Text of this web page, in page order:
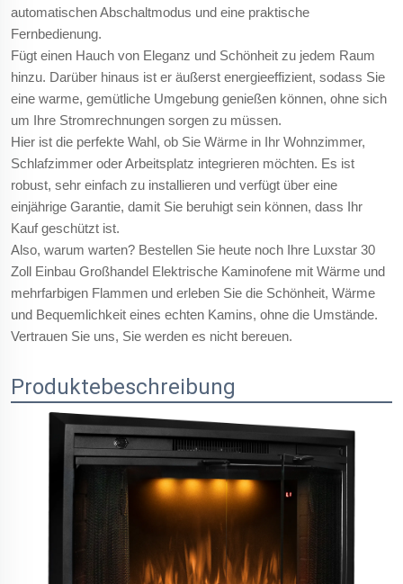
automatischen Abschaltmodus und eine praktische
Fernbedienung.
Fügt einen Hauch von Eleganz und Schönheit zu jedem Raum
hinzu. Darüber hinaus ist er äußerst energieeffizient, sodass Sie
eine warme, gemütliche Umgebung genießen können, ohne sich
um Ihre Stromrechnungen sorgen zu müssen.
Hier ist die perfekte Wahl, ob Sie Wärme in Ihr Wohnzimmer,
Schlafzimmer oder Arbeitsplatz integrieren möchten. Es ist
robust, sehr einfach zu installieren und verfügt über eine
einjährige Garantie, damit Sie beruhigt sein können, dass Ihr
Kauf geschützt ist.
Also, warum warten? Bestellen Sie heute noch Ihre Luxstar 30
Zoll Einbau Großhandel Elektrische Kaminofene mit Wärme und
mehrfarbigen Flammen und erleben Sie die Schönheit, Wärme
und Bequemlichkeit eines echten Kamins, ohne die Umstände.
Vertrauen Sie uns, Sie werden es nicht bereuen.
Produktebeschreibung